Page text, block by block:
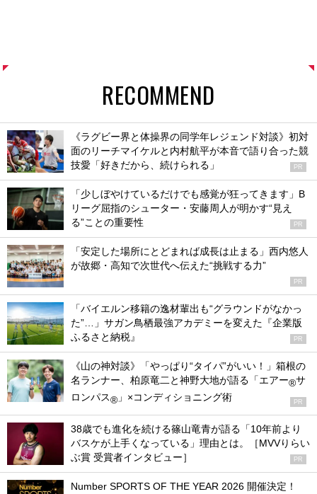
RECOMMEND
《ラグビー界と体操界の同学年レジェンド対談》初対
面のリーチマイケルと内村航平が本音で語り合った競
技愛「好きだから、続けられる」
PR
「少しぼやけているだけでも感覚が狂ってきます」B
リーグ屈指のシューター・安藤周人が明かす“見え
る”ことの重要性
PR
「安定した場所にとどまれば成長は止まる」西内悠人
が故郷・高知で次世代へ伝えた“挑戦する力”
PR
「バイエルン移籍の逸材輩出も“グラウンドがなかっ
た”…」サガン鳥栖最強アカデミーを変えた『企業版
ふるさと納税』
PR
《山の神対談》「やっぱり“タイパ”がいい！」箱根の
名ランナー、柏原竜二と神野大地が語る「エアー®サ
ロンパス® 」×コンディショニング術 PR
38歳でも進化を続ける篠山竜青が語る「10年前より
バスケが上手くなっている」理由とは。［MVVりらい
ぶ賞 受賞者インタビュー］
PR
Number SPORTS OF THE YEAR 2026 開催決定！